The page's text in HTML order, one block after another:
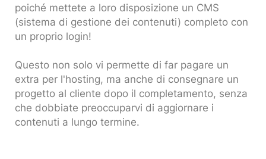
poiché mettete a loro disposizione un CMS
(sistema di gestione dei contenuti) completo con
un proprio login!
Questo non solo vi permette di far pagare un
extra per l'hosting, ma anche di consegnare un
progetto al cliente dopo il completamento, senza
che dobbiate preoccuparvi di aggiornare i
contenuti a lungo termine.